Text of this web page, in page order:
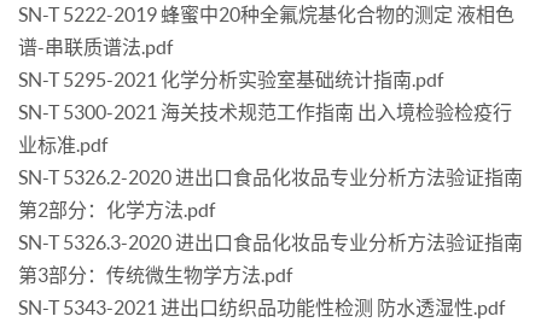
SN-T 5222-2019 蜂蜜中20种全氟烷基化合物的测定 液相色
谱-串联质谱法.pdf
SN-T 5295-2021 化学分析实验室基础统计指南.pdf
SN-T 5300-2021 海关技术规范工作指南 出入境检验检疫行
业标准.pdf
SN-T 5326.2-2020 进出口食品化妆品专业分析方法验证指南
第2部分：化学方法.pdf
SN-T 5326.3-2020 进出口食品化妆品专业分析方法验证指南
第3部分：传统微生物学方法.pdf
SN-T 5343-2021 进出口纺织品功能性检测 防水透湿性.pdf